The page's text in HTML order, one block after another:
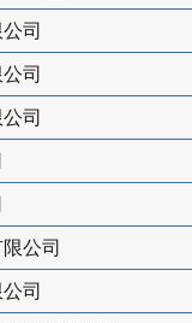
司
司
司
公司
司